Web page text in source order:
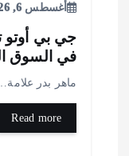
أغسطس 6, 2026
50
السوق المصرية
بدر علامة…